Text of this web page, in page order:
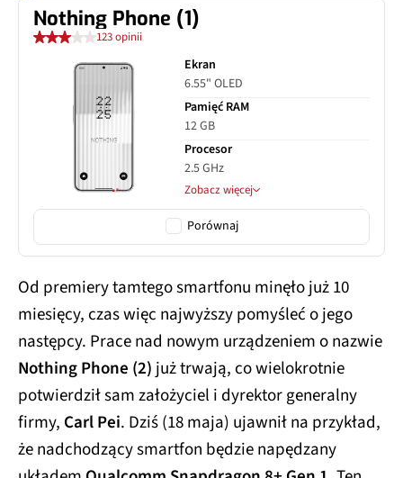
Nothing Phone (1)
123 opinii
Ekran
6.55" OLED
Pamięć RAM
12 GB
Procesor
2.5 GHz
Zobacz więcej
Porównaj
Od premiery tamtego smartfonu minęło już 10
miesięcy, czas więc najwyższy pomyśleć o jego
następcy. Prace nad nowym urządzeniem o nazwie
Nothing Phone (2) już trwają, co wielokrotnie
potwierdził sam założyciel i dyrektor generalny
firmy, Carl Pei. Dziś (18 maja) ujawnił na przykład,
że nadchodzący smartfon będzie napędzany